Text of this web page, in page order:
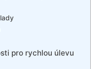
pro rychlou úlevu